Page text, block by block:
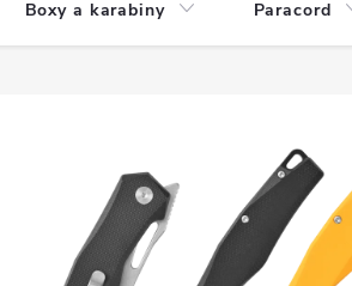
Boxy a karabiny Paracord